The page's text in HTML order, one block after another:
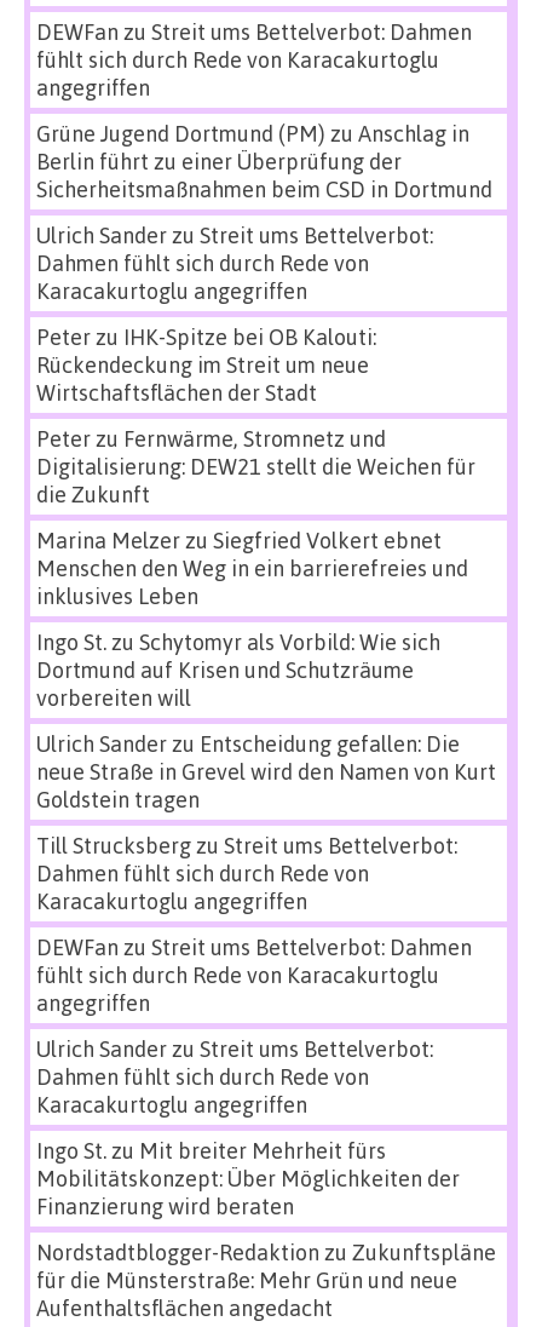
DEWFan zu Streit ums Bettelverbot: Dahmen
fühlt sich durch Rede von Karacakurtoglu
angegriffen
Grüne Jugend Dortmund (PM) zu Anschlag in
Berlin führt zu einer Überprüfung der
Sicherheitsmaßnahmen beim CSD in Dortmund
Ulrich Sanderzu Streit ums Bettelverbot:
Dahmen fühlt sich durch Rede von
Karacakurtoglu angegriffen
Peterzu IHK-Spitze bei OB Kalouti:
Rückendeckung im Streit um neue
Wirtschaftsflächen der Stadt
Peterzu Fernwärme, Stromnetz und
Digitalisierung: DEW21 stellt die Weichen für
die Zukunft
Marina Melzerzu Siegfried Volkert ebnet
Menschen den Weg in ein barrierefreies und
inklusives Leben
Ingo St.zu Schytomyr als Vorbild: Wie sich
Dortmund auf Krisen und Schutzräume
vorbereiten will
Ulrich Sanderzu Entscheidung gefallen: Die
neue Straße in Grevel wird den Namen von Kurt
Goldstein tragen
Till Strucksbergzu Streit ums Bettelverbot:
Dahmen fühlt sich durch Rede von
Karacakurtoglu angegriffen
DEWFan zu Streit ums Bettelverbot: Dahmen
fühlt sich durch Rede von Karacakurtoglu
angegriffen
Ulrich Sanderzu Streit ums Bettelverbot:
Dahmen fühlt sich durch Rede von
Karacakurtoglu angegriffen
Ingo St.zu Mit breiter Mehrheit fürs
Mobilitätskonzept: Über Möglichkeiten der
Finanzierung wird beraten
Nordstadtblogger-Redaktion zu Zukunftspläne
für die Münsterstraße: Mehr Grün und neue
Aufenthaltsflächen angedacht